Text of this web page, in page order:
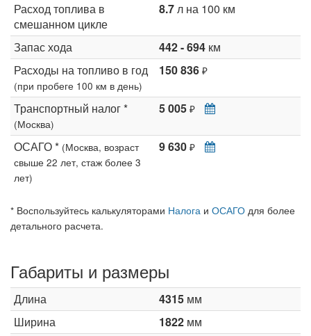
Расход топлива в
смешанном цикле
8.7л на 100 км
Запас хода 442 - 694 км
Расходы на топливо в год
(при пробеге 100 км в день)
150 836 ₽
Транспортный налог *
(Москва)
5 005 ₽
ОСАГО * (Москва, возраст
свыше 22 лет, стаж более 3
лет)
9 630 ₽
* Воспользуйтесь калькуляторами Налога и ОСАГО для более
детального расчета.
Габариты и размеры
Длина 4315 мм
Ширина
1822 мм